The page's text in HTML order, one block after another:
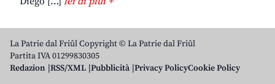
La Patrie dal Friûl Copyright © La Patrie dal Friûl
Partita IVA 01299830305
Redazion RSS/XML Pubblicità Privacy PolicyCookie Policy